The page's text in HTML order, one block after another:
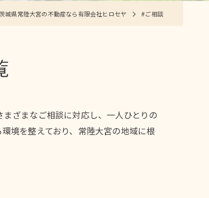
城県常陸大宮の不動産なら有限会社ヒロセヤ #ご相談
ざまなご相談に対応し、一人ひとりの
境を整えており、常陸大宮の地域に根